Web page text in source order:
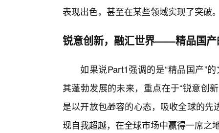
表现出色，甚至在某些领域实现了突破
锐意创新，融汇世界——精品国产
如果说Part1强调的是“精品国产”
其蓬勃发展的未来，重点在于“锐意创
是以开放包🎁容的心态，吸收全球的
现自我超越，在全球市场中赢得一席之